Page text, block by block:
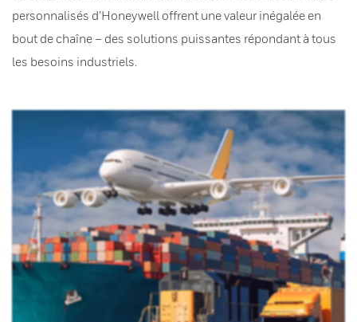
personnalisés d’Honeywell offrent une valeur inégalée en
bout de chaîne – des solutions puissantes répondant à tous
les besoins industriels.